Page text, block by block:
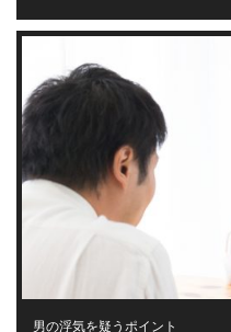
男の浮気を疑うポイント